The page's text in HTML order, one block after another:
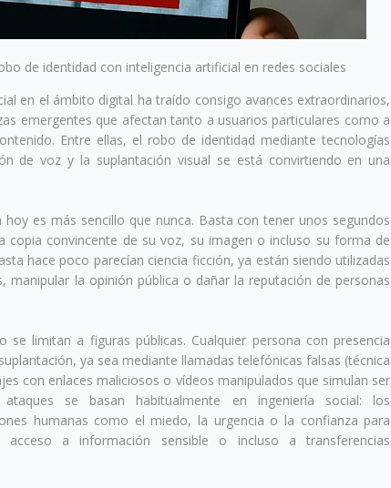
de identidad con inteligencia artificial en redes sociales
en el ámbito digital ha traído consigo avances extraordinarios,
emergentes que afectan tanto a usuarios particulares como a
Entre ellas, el robo de identidad mediante tecnologías
de voz y la suplantación visual se está convirtiendo en una
es más sencillo que nunca. Basta con tener unos segundos
copia convincente de su voz, su imagen o incluso su forma de
hace poco parecían ciencia ficción, ya están siendo utilizadas
manipular la opinión pública o dañar la reputación de personas
se limitan a figuras públicas. Cualquier persona con presencia
ya sea mediante llamadas telefónicas falsas (técnica
con enlaces maliciosos o vídeos manipulados que simulan ser
ataques se basan habitualmente en ingeniería social: los
humanas como el miedo, la urgencia o la confianza para
acceso a información sensible o incluso a transferencias